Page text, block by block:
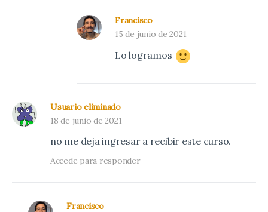
Francisco
15 de junio de 2021
Lo logramos
Usuario eliminado
18 de junio de 2021
no me deja ingresar a recibir este curso.
Accede para responder
Francisco